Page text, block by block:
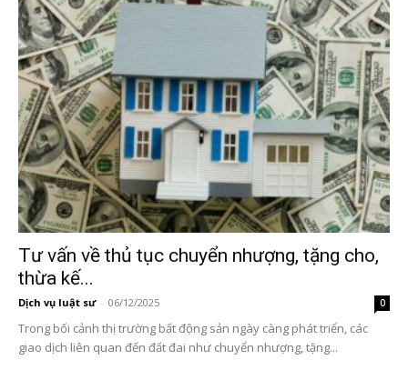
Tư vấn về thủ tục chuyển nhượng, tặng cho,
thừa kế...
Dịch vụ luật sư - 06/12/2025 0
Trong bối cảnh thị trường bất động sản ngày càng phát triển, các
giao dịch liên quan đến đất đai như chuyển nhượng, tặng...